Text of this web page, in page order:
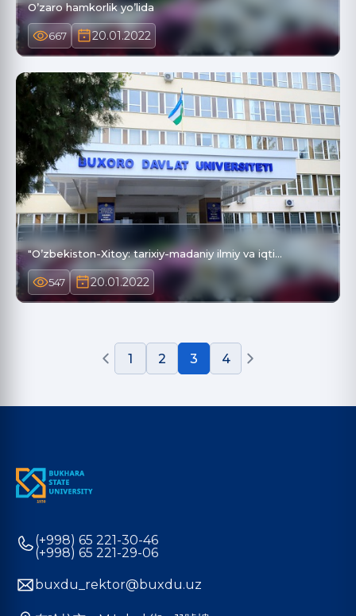
O’zaro hamkorlik yo’lida
667 20.01.2022
"O’zbekiston-Xitoy: tarixiy-madaniy ilmiy va iqti…
547 20.01.2022
1 2 3 4
(+998) 65 221-30-46
(+998) 65 221-29-06
buxdu_rektor@buxdu.uz